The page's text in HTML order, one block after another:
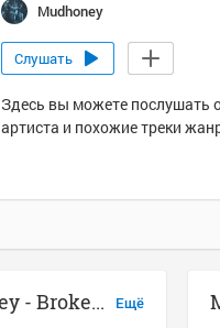
Mudhoney
Слушать
Здесь вы можете послушать
артиста и похожие треки
Ещё
Музыка похожая на Mudhoney - Broken Hands